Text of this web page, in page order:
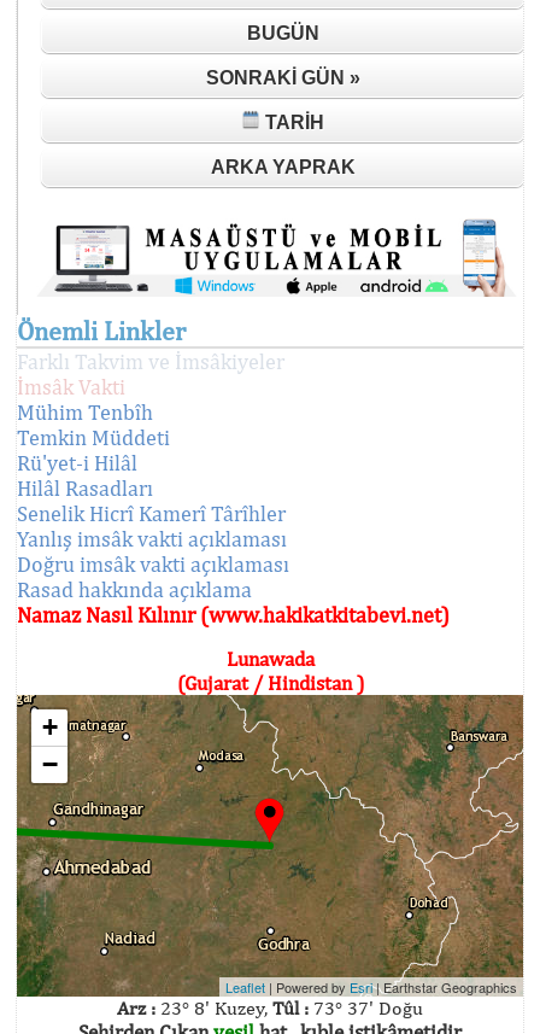
BUGÜN
SONRAKI GÜN »
TARIH
ARKA YAPRAK
Önemli Linkler
Farklı Takvim ve İmsâkiyeler
İmsâk Vakti
Mühim Tenbîh
Temkin Müddeti
Rü'yet-i Hilâl
Hilâl Rasadları
Senelik Hicrî Kamerî Târîhler
Yanlış imsâk vakti açıklaması
Doğru imsâk vakti açıklaması
Rasad hakkında açıklama
Namaz Nasıl Kılınır (www.hakikatkitabevi.net)
Lunawada
(Gujarat / Hindistan )
+
−
Leaflet | Powered by Esri|Earthstar Geographics
Arz : 23° 8' Kuzey, Tûl : 73° 37' Doğu